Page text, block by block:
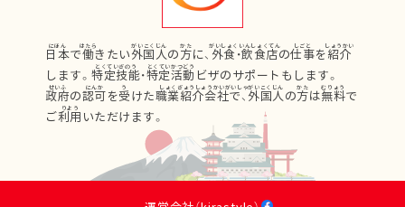
日本で働きたい外国人の方に、 外食 ・飲食店の仕事を紹介
します。特定技能・特定活動 ビザのサポートもします。
政府の認可を受けた職業紹介会社で、 外国人の方は無料で
ご利用 いただけます。